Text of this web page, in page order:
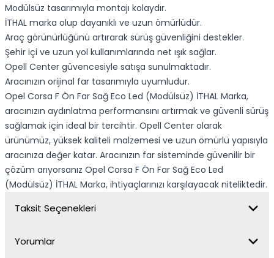
Modülsüz tasarımıyla montajı kolaydır.
İTHAL marka olup dayanıklı ve uzun ömürlüdür.
Araç görünürlüğünü artırarak sürüş güvenliğini destekler.
Şehir içi ve uzun yol kullanımlarında net ışık sağlar.
Opell Center güvencesiyle satışa sunulmaktadır.
Aracınızın orijinal far tasarımıyla uyumludur.
Opel Corsa F Ön Far Sağ Eco Led (Modülsüz) İTHAL Marka,
aracınızın aydınlatma performansını artırmak ve güvenli sürüş
sağlamak için ideal bir tercihtir. Opell Center olarak
ürünümüz, yüksek kaliteli malzemesi ve uzun ömürlü yapısıyla
aracınıza değer katar. Aracınızın far sisteminde güvenilir bir
çözüm arıyorsanız Opel Corsa F Ön Far Sağ Eco Led
(Modülsüz) İTHAL Marka, ihtiyaçlarınızı karşılayacak niteliktedir.
Taksit Seçenekleri
Yorumlar